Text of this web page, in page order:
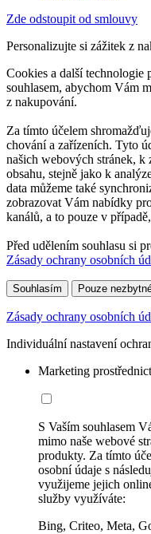
Zde odstoupit od smlouvy
Personalizujte si zážitek z
Cookies a další technologie
souhlasem, abychom Vám
z nakupování.
Za tímto účelem
chování a zařízeních. Tyto
našich webových stránek, k
obsahu, stejně jako k
data můžeme také
zobrazovat Vám nabídky
kanálů, a to pouze v
Před udělením souhlasu si
Zásady ochrany osobních
Souhlasím Pouze
Zásady ochrany osobních
Individuální nastavení
Marketing
S Vaším souhlasem
mimo naše webové
produkty. Za tímto
osobní údaje s
využijeme jejich
služby využíváte:
Bing, Criteo, Meta,